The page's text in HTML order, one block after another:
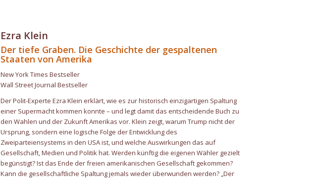
Ezra Klein
Der tiefe Graben. Die Geschichte der gespaltenen
Staaten von Amerika
New York Times Bestseller
Wall Street Journal Bestseller
Der Polit-Experte Ezra Klein erklärt, wie es zur historisch einzigartigen Spaltung
einer Supermacht kommen konnte – und legt damit das entscheidende Buch zu
den Wahlen und der Zukunft Amerikas vor. Klein zeigt, warum Trump nicht der
Ursprung, sondern eine logische Folge der Entwicklung des
Zweiparteiensystems in den USA ist, und welche Auswirkungen das auf
Gesellschaft, Medien und Politik hat. Werden künftig die eigenen Wähler gezielt
begünstigt? Ist das Ende der freien amerikanischen Gesellschaft gekommen?
Kann die gesellschaftliche Spaltung jemals wieder überwunden werden? „Der